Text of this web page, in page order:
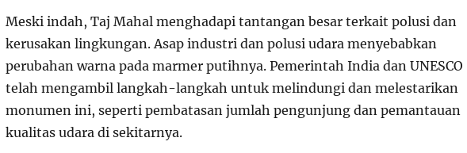
Meski indah, Taj Mahal menghadapi tantangan besar terkait polusi dan
kerusakan lingkungan. Asap industri dan polusi udara menyebabkan
perubahan warna pada marmer putihnya. Pemerintah India dan UNESCO
telah mengambil langkah-langkah untuk melindungi dan melestarikan
monumen ini, seperti pembatasan jumlah pengunjung dan pemantauan
kualitas udara di sekitarnya.